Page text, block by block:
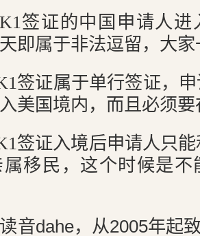
签证的中国申请人进
即属于非法逗留，大
签证属于单行签证，
美国境内，而且必须
签证入境后申请人只
移民，这个时候是
音dahe，从2005年起